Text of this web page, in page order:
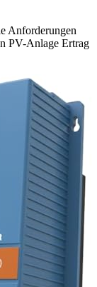
Anforderungen
PV-Anlage Ertrag